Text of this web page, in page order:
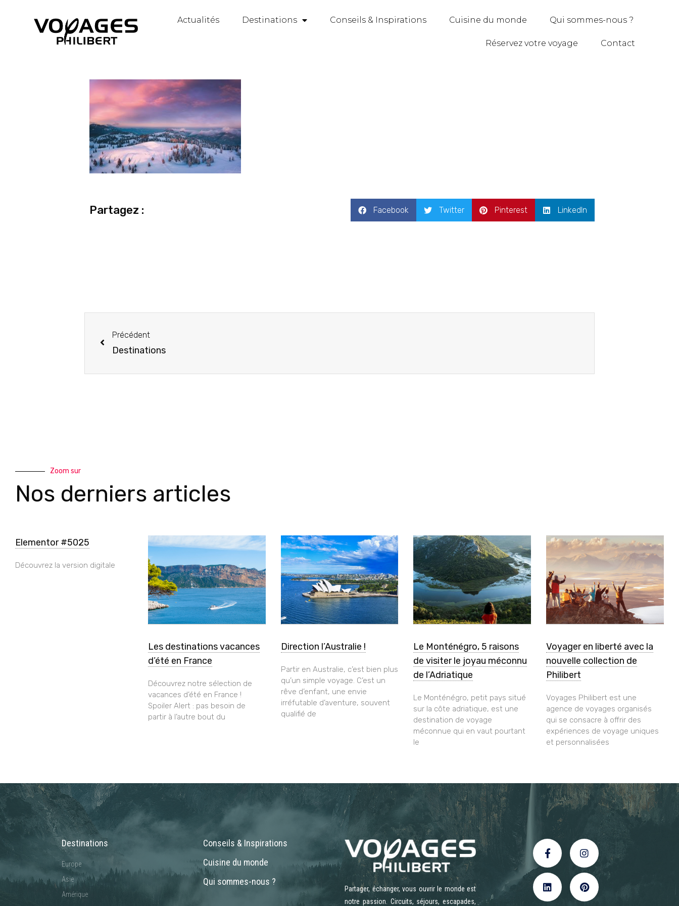
Actualités Destinations Conseils & Inspirations Cuisine du monde Qui sommes-nous ?
Réservez votre voyage Contact
Partagez : Facebook Twitter Pinterest LinkedIn
Précédent
Destinations
Zoom sur
Nos derniers articles
Elementor #5025
Découvrez la version digitale
Les destinations vacances
d’été en France
Découvrez notre sélection de
vacances d’été en France !
Spoiler Alert : pas besoin de
partir à l’autre bout du
Direction l’Australie !
Partir en Australie, c’est bien plus
qu’un simple voyage. C’est un
rêve d’enfant, une envie
irréfutable d’aventure, souvent
qualifié de
Le Monténégro, 5 raisons
de visiter le joyau méconnu
de l’Adriatique
Le Monténégro, petit pays situé
sur la côte adriatique, est une
destination de voyage
méconnue qui en vaut pourtant
le
Voyager en liberté avec la
nouvelle collection de
Philibert
Voyages Philibert est une
agence de voyages organisés
qui se consacre à offrir des
expériences de voyage uniques
et personnalisées
Destinations
Europe
Asie
Amérique
Conseils & Inspirations
Cuisine du monde
Qui sommes-nous ?
Partager, échanger, vous ouvrir le monde est
notre passion. Circuits, séjours, escapades,